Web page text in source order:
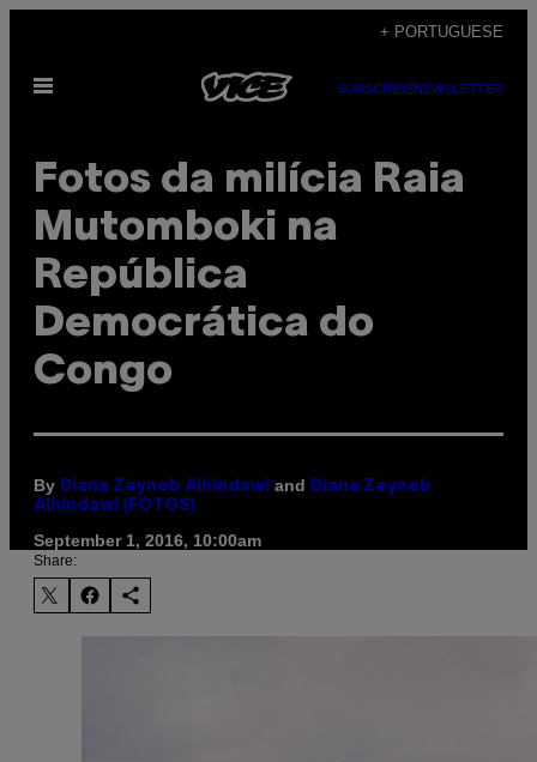
content
+ PORTUGUESE
Open
SUBSCRIBENEWSLETTER
Fotos da milícia Raia
Mutomboki na
República
Democrática do
Congo
By Diana Zeyneb Alhindawi and
Diana Zeyneb
Alhindawi (FOTOS)
September 1, 2016, 10:00am
Share: